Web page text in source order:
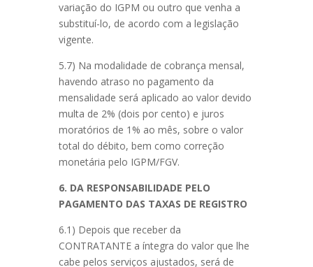
variação do IGPM ou outro que venha a
substituí-lo, de acordo com a legislação
vigente.
5.7) Na modalidade de cobrança mensal,
havendo atraso no pagamento da
mensalidade será aplicado ao valor devido
multa de 2% (dois por cento) e juros
moratórios de 1% ao mês, sobre o valor
total do débito, bem como correção
monetária pelo IGPM/FGV.
6. DA RESPONSABILIDADE PELO
PAGAMENTO DAS TAXAS DE REGISTRO
6.1) Depois que receber da
CONTRATANTE a íntegra do valor que lhe
cabe pelos serviços ajustados, será de